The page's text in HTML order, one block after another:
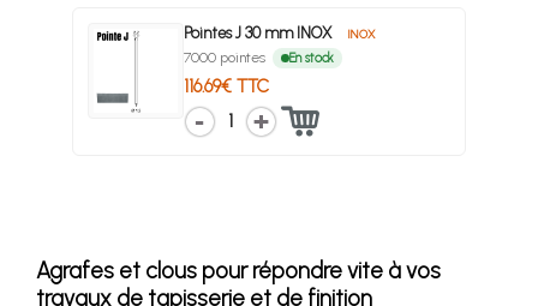
Pointes J 30 mm INOX INOX
7000 pointes En stock
116.69€ TTC
1
Agrafes et clous pour répondre vite à vos
travaux de tapisserie et de finition